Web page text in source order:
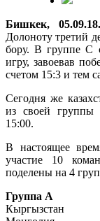
Бишкек,
Долоноту третий
бору. В группе С
игру, завоевав
счетом 15:3 и тем
Сегодня же
из своей
15:00.
В настоящее
участие 10
поделены на 4
Группа А
Кыргызстан